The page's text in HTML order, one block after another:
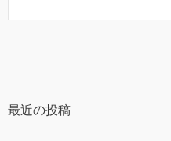
最近の投稿